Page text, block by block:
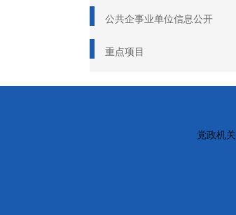
公共企事业单位信息公开
重点项目
党政机关